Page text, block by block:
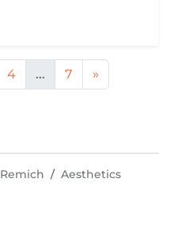
4 ... 7 »
Remich Aesthetics